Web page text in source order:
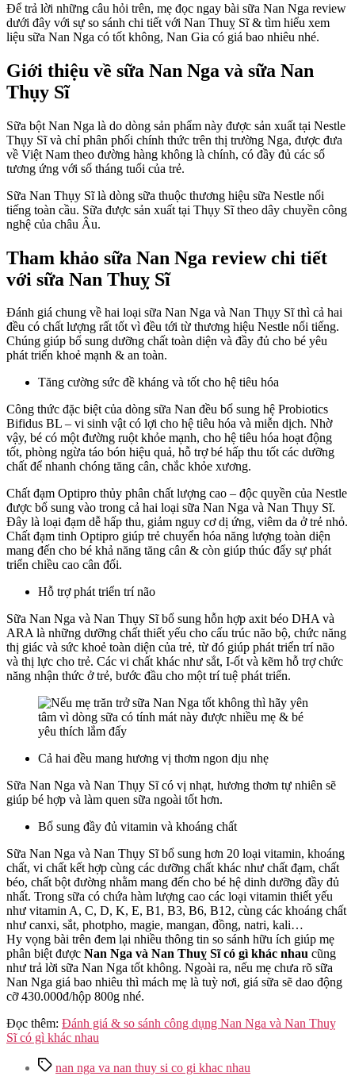
Nga
và
Nan
Sĩ
có
nhau
Để trả lời những câu hỏi trên, mẹ đọc ngay bài sữa Nan Nga review
dưới đây với sự so sánh chi tiết với Nan Thuỵ Sĩ & tìm hiểu xem
liệu sữa Nan Nga có tốt không, Nan Gia có giá bao nhiêu nhé.
Giới thiệu về sữa Nan Nga và sữa Nan
Thụy Sĩ
Sữa bột Nan Nga là do dòng sản phẩm này được sản xuất tại Nestle
Thụy Sĩ và chỉ phân phối chính thức trên thị trường Nga, được đưa
về Việt Nam theo đường hàng không là chính, có đầy đủ các số
tương ứng với số tháng tuổi của trẻ.
Sữa Nan Thụy Sĩ là dòng sữa thuộc thương hiệu sữa Nestle nổi
tiếng toàn cầu. Sữa được sản xuất tại Thụy Sĩ theo dây chuyền công
nghệ của châu Âu.
Tham khảo sữa Nan Nga reviewchi tiết
với sữa Nan Thuỵ Sĩ
Đánh giá chung về hai loại sữa Nan Nga và Nan Thụy Sĩ thì cả hai
đều có chất lượng rất tốt vì đều tới từ thương hiệu Nestle nổi tiếng.
Chúng giúp bổ sung dưỡng chất toàn diện và đầy đủ cho bé yêu
phát triển khoẻ mạnh & an toàn.
Tăng cường sức đề kháng và tốt cho hệ tiêu hóa
Công thức đặc biệt của dòng sữa Nan đều bổ sung hệ Probiotics
Bifidus BL – vi sinh vật có lợi cho hệ tiêu hóa và miễn dịch. Nhờ
vậy, bé có một đường ruột khỏe mạnh, cho hệ tiêu hóa hoạt động
tốt, phòng ngừa táo bón hiệu quả, hỗ trợ bé hấp thu tốt các dưỡng
chất để nhanh chóng tăng cân, chắc khỏe xương.
Chất đạm Optipro thủy phân chất lượng cao – độc quyền của Nestle
được bổ sung vào trong cả hai loại sữa Nan Nga và Nan Thụy Sĩ.
Đây là loại đạm dễ hấp thu, giảm nguy cơ dị ứng, viêm da ở trẻ nhỏ.
Chất đạm tinh Optipro giúp trẻ chuyển hóa năng lượng toàn diện
mang đến cho bé khả năng tăng cân & còn giúp thúc đẩy sự phát
triển chiều cao cân đối.
Hỗ trợ phát triển trí não
Sữa Nan Nga và Nan Thụy Sĩ bổ sung hỗn hợp axit béo DHA và
ARA là những dưỡng chất thiết yếu cho cấu trúc não bộ, chức năng
thị giác và sức khoẻ toàn diện của trẻ, từ đó giúp phát triển trí não
và thị lực cho trẻ. Các vi chất khác như sắt, I-ốt và kẽm hỗ trợ chức
năng nhận thức ở trẻ, bước đầu cho một trí tuệ phát triển.
Cả hai đều mang hương vị thơm ngon dịu nhẹ
Sữa Nan Nga và Nan Thụy Sĩ có vị nhạt, hương thơm tự nhiên sẽ
giúp bé hợp và làm quen sữa ngoài tốt hơn.
Bổ sung đầy đủ vitamin và khoáng chất
Sữa Nan Nga và Nan Thụy Sĩ bổ sung hơn 20 loại vitamin, khoáng
chất, vi chất kết hợp cùng các dưỡng chất khác như chất đạm, chất
béo, chất bột đường nhằm mang đến cho bé hệ dinh dưỡng đầy đủ
nhất. Trong sữa có chứa hàm lượng cao các loại vitamin thiết yếu
như vitamin A, C, D, K, E, B1, B3, B6, B12, cùng các khoáng chất
như canxi, sắt, photpho, magie, mangan, đồng, natri, kali…
Hy vọng bài trên đem lại nhiều thông tin so sánh hữu ích giúp mẹ
phân biệt được Nan Nga và Nan Thuỵ Sĩ có gì khác nhau cũng
như trả lời sữa Nan Nga tốt không. Ngoài ra, nếu mẹ chưa rõ sữa
Nan Nga giá bao nhiêu thì mách mẹ là tuỳ nơi, giá sữa sẽ dao động
cỡ 430.000đ/hộp 800g nhé.
Đọc thêm: Đánh giá & so sánh công dụng Nan Nga và Nan Thuỵ
Sĩ có gì khác nhau
Tagsnan nga va nan thuy si co gi khac nhau